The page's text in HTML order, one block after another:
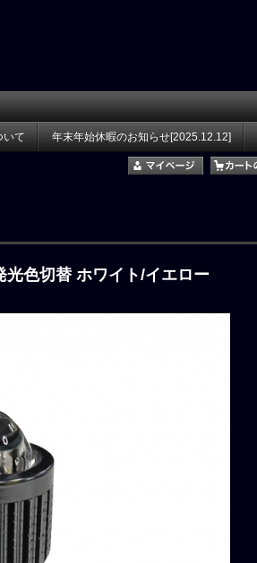
いて 年末年始休暇のお知らせ[2025.12.12]
色切替 ホワイト/イエロー